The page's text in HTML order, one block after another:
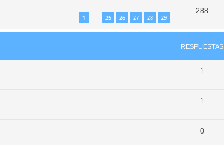
1 25 26 27 28 29
288
RESPUESTAS
1
1
0